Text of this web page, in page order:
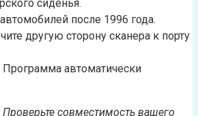
сиденья.
после 1996 года.
другую сторону сканера к порту
Программа автоматически
совместимость вашего